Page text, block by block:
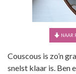
NAAR
Couscous is zo’n
snelst klaar is. Ben